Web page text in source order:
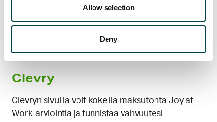
Allow selection
Deny
valikoiman testejä harjoittelua varten.
Kokeile SHL:n testejä
Clevry
Clevryn sivuilla voit kokeilla maksutonta Joy at
Work-arviointia ja tunnistaa vahvuutesi